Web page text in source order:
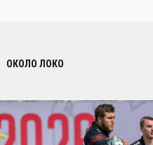
ОКОЛО ЛОКО